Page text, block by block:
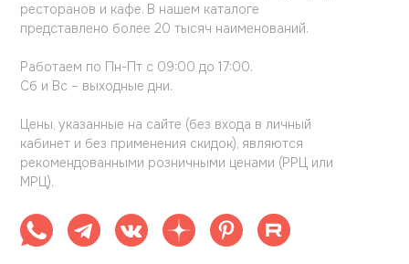
ресторанов и кафе. В нашем каталоге
представлено более 20 тысяч наименований.
Работаем по Пн-Пт с 09:00 до 17:00.
Сб и Вс – выходные дни.
Цены, указанные на сайте (без входа в личный
кабинет и без применения скидок), являются
рекомендованными розничными ценами (РРЦ или
МРЦ).